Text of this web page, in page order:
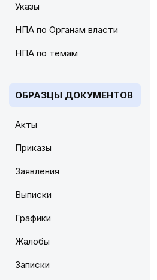
Указы
НПА по Органам власти
НПА по темам
ОБРАЗЦЫ ДОКУМЕНТОВ
Акты
Приказы
Заявления
Выписки
Графики
Жалобы
Записки